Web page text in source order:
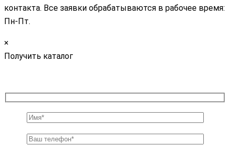
контакта. Все заявки обрабатываются в рабочее время:
Пн-Пт.
×
Получить каталог